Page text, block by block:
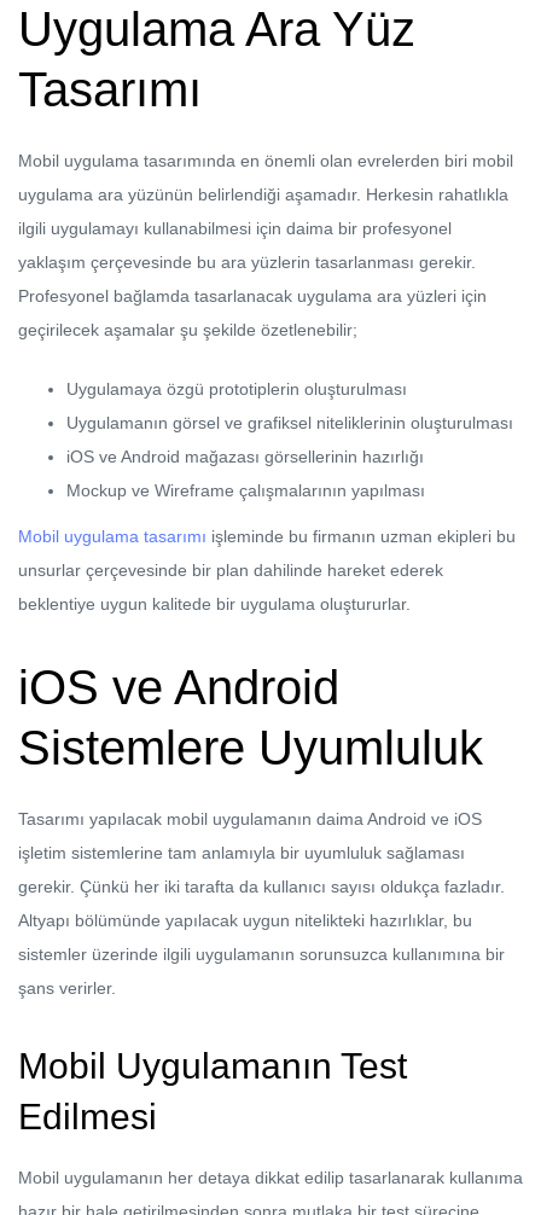
Uygulama Ara Yüz
Tasarımı
Mobil uygulama tasarımında en önemli olan evrelerden biri mobil
uygulama ara yüzünün belirlendiği aşamadır. Herkesin rahatlıkla
ilgili uygulamayı kullanabilmesi için daima bir profesyonel
yaklaşım çerçevesinde bu ara yüzlerin tasarlanması gerekir.
Profesyonel bağlamda tasarlanacak uygulama ara yüzleri için
geçirilecek aşamalar şu şekilde özetlenebilir;
Uygulamaya özgü prototiplerin oluşturulması
Uygulamanın görsel ve grafiksel niteliklerinin oluşturulması
iOS ve Android mağazası görsellerinin hazırlığı
Mockup ve Wireframe çalışmalarının yapılması
Mobil uygulama tasarımı işleminde bu firmanın uzman ekipleri bu
unsurlar çerçevesinde bir plan dahilinde hareket ederek
beklentiye uygun kalitede bir uygulama oluştururlar.
iOS ve Android
Sistemlere Uyumluluk
Tasarımı yapılacak mobil uygulamanın daima Android ve iOS
işletim sistemlerine tam anlamıyla bir uyumluluk sağlaması
gerekir. Çünkü her iki tarafta da kullanıcı sayısı oldukça fazladır.
Altyapı bölümünde yapılacak uygun nitelikteki hazırlıklar, bu
sistemler üzerinde ilgili uygulamanın sorunsuzca kullanımına bir
şans verirler.
Mobil Uygulamanın Test
Edilmesi
Mobil uygulamanın her detaya dikkat edilip tasarlanarak kullanıma
hazır bir hale getirilmesinden sonra mutlaka bir test sürecine